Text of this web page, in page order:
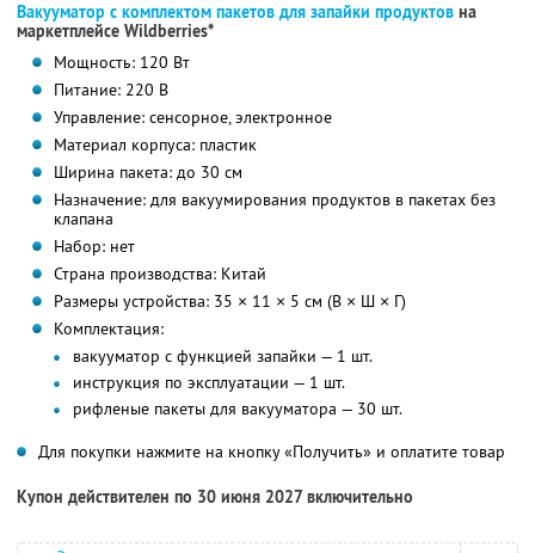
Вакууматор с комплектом пакетов для запайки продуктов на
маркетплейсе Wildberries*
Мощность: 120 Вт
Питание: 220 В
Управление: сенсорное, электронное
Материал корпуса: пластик
Ширина пакета: до 30 см
Назначение: для вакуумирования продуктов в пакетах без
клапана
Набор: нет
Страна производства: Китай
Размеры устройства: 35 × 11 × 5 см (В × Ш × Г)
Комплектация:
вакууматор с функцией запайки — 1 шт.
инструкция по эксплуатации — 1 шт.
рифленые пакеты для вакууматора — 30 шт.
Для покупки нажмите на кнопку «Получить» и оплатите товар
Купон действителен по 30 июня 2027 включительно